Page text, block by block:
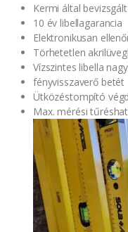
Kermi által
10 év libellagarancia
Elektronikusan
Törhetetlen
Vízszintes libella
fényvisszaverő betét
Ütközéstompító
Max. mérési